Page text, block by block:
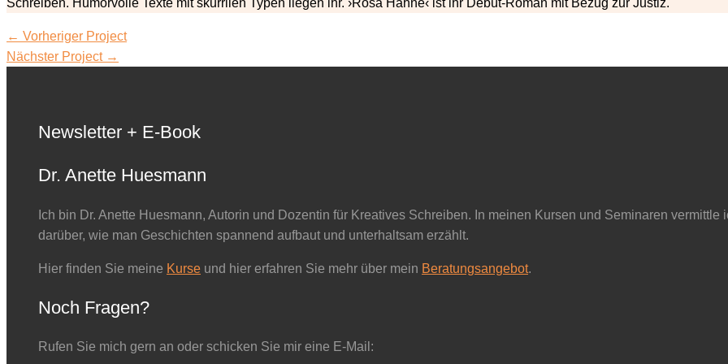
← Vorheriger Project
Nächster Project →
Newsletter + E-Book
Dr. Anette Huesmann
Ich bin Dr. Anette Huesmann, Autorin und Dozentin für Kreatives Schreiben. In meinen Kursen und Seminaren
darüber, wie man Geschichten spannend aufbaut und unterhaltsam erzählt.
Hier finden Sie meine Kurse und hier erfahren Sie mehr über mein Beratungsangebot.
Noch Fragen?
Rufen Sie mich gern an oder schicken Sie mir eine E-Mail: